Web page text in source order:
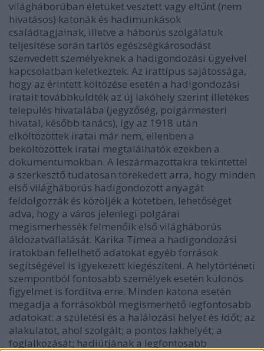
világháborúban életüket vesztett vagy eltűnt (nem
hivatásos) katonák és hadimunkások
családtagjainak, illetve a háborús szolgálatuk
teljesítése során tartós egészségkárosodást
szenvedett személyeknek a hadigondozási ügyeivel
kapcsolatban keletkeztek. Az irattípus sajátossága,
hogy az érintett költözése esetén a hadigondozási
iratait továbbküldték az új lakóhely szerint illetékes
település hivatalába (jegyzőség, polgármesteri
hivatal, később tanács), így az 1918 után
elköltözöttek iratai már nem, ellenben a
beköltözöttek iratai megtalálhatók ezekben a
dokumentumokban. A leszármazottakra tekintettel
a szerkesztő tudatosan törekedett arra, hogy minden
első világháborús hadigondozott anyagát
feldolgozzák és közöljék a kötetben, lehetőséget
adva, hogy a város jelenlegi polgárai
megismerhessék felmenőik első világháborús
áldozatvállalását. Karika Tímea a hadigondozási
iratokban fellelhető adatokat egyéb források
segítségével is igyekezett kiegészíteni. A helytörténeti
szempontból fontosabb személyek esetén különös
figyelmet is fordítva erre. Minden katona esetén
megadja a forrásokból megismerhető legfontosabb
adatokat: a születési és a halálozási helyet és időt; az
alakulatot, ahol szolgált; a pontos lakhelyét; a
foglalkozását; hadiútjának a legfontosabb